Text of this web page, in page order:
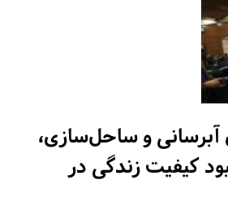
آبرسانی و ساحل‌سازی،
کیفیت زندگی در